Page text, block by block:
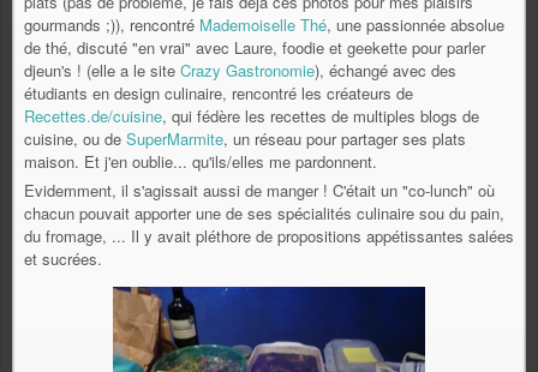
gourmands ;)), rencontré Mademoiselle Thé, une passionnée absolue
de thé, discuté "en vrai" avec Laure, foodie et geekette pour parler
djeun's ! (elle a le site Crazy Gastronomie), échangé avec des
étudiants en design culinaire, rencontré les créateurs de
Recettes.de/cuisine, qui fédère les recettes de multiples blogs de
cuisine, ou de SuperMarmite, un réseau pour partager ses plats
maison. Et j'en oublie... qu'ils/elles me pardonnent.
Evidemment, il s'agissait aussi de manger ! C'était un "co-lunch" où
chacun pouvait apporter une de ses spécialités culinaire sou du pain,
du fromage, ... Il y avait pléthore de propositions appétissantes salées
et sucrées.